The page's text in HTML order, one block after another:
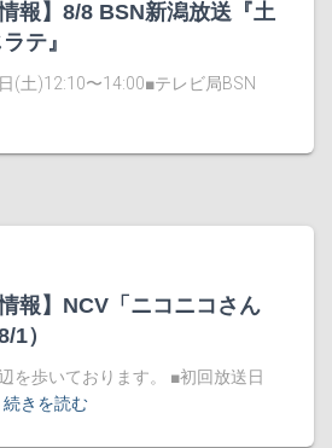
報】8/8 BSN新潟放送『土
テ』
(土)12:10〜14:00■テレビ局BSN
報】NCV「ニコニコさん
1）
を歩いております。 ■初回放送日
続きを読む